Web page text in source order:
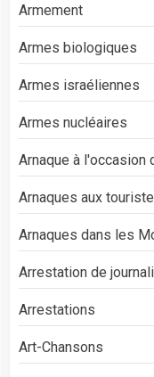
Armement
Armes biologiques
Armes israéliennes
Armes nucléaires
Arnaque à l'occasion
Arnaques aux
Arnaques dans les
Arrestation de
Arrestations
Art-Chansons